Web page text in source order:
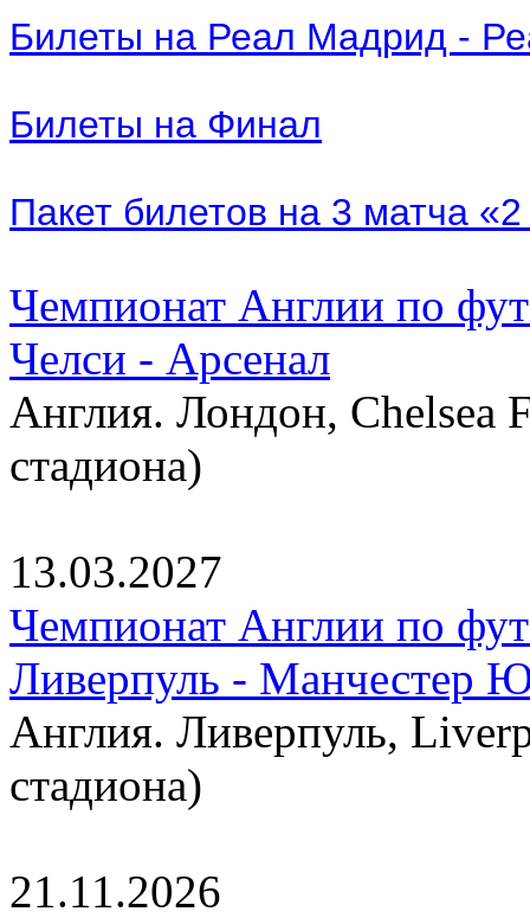
Билеты на Реал Мадрид -
Билеты на Финал
Пакет билетов на 3 матча
Чемпионат Англии по
Челси - Арсенал
Англия. Лондон, Chelsea
стадиона)
13.03.2027
Чемпионат Англии по
Ливерпуль - Манчестер
Англия. Ливерпуль,
стадиона)
21.11.2026